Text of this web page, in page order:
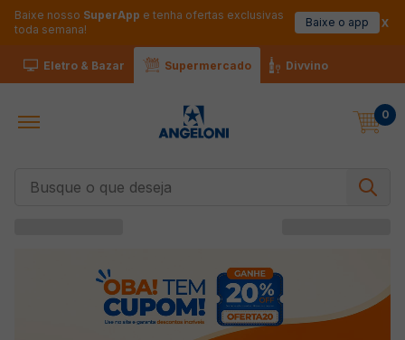
Baixe nosso SuperApp e tenha ofertas exclusivas
toda semana!
Baixe o app
Eletro & Bazar Supermercado Divvino
0